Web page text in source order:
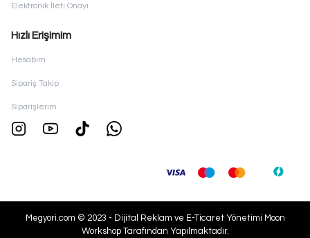
Elektronik İleti Onayı
Hızlı Erişimim
Hesabım
Sipariş Takip
Siparişlerim
Megyori.com © 2023 - Dijital Reklam ve E-Ticaret Yönetimi Moon
WorkshopTarafından Yapılmaktadır.